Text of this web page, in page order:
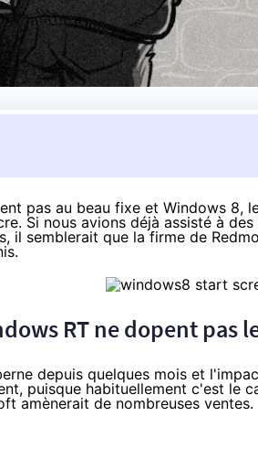
pas au beau fixe et Windows 8,
Si nous avions déjà assisté à
il semblerait que la firme de
RT ne dopent pas
depuis quelques mois et
puisque habituellement c'est le
amènerait de nombreuses ventes.